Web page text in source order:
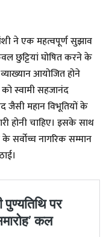
ने एक महत्वपूर्ण सुझाव
छुट्टियां घोषित करने के
आयोजित होने
स्वामी सहजानंद
जैसी महान विभूतियों के
होनी चाहिए। इसके साथ
सर्वोच्च नागरिक सम्मान